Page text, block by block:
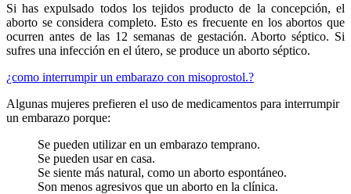
Si has expulsado todos los tejidos producto de la concepción, el
aborto se considera completo. Esto es frecuente en los abortos que
ocurren antes de las 12 semanas de gestación. Aborto séptico. Si
sufres una infección en el útero, se produce un aborto séptico.
¿como interrumpir un embarazo con misoprostol.?
Algunas mujeres prefieren el uso de medicamentos para interrumpir
un embarazo porque:
Se pueden utilizar en un embarazo temprano.
Se pueden usar en casa.
Se siente más natural, como un aborto espontáneo.
Son menos agresivos que un aborto en la clínica.